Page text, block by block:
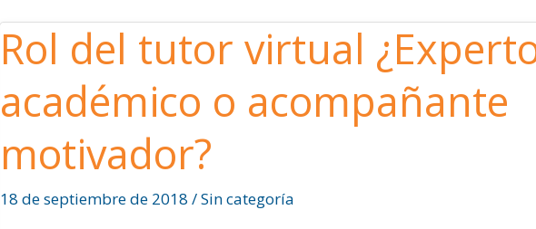
Rol del tutor virtual
académico o acompañante
motivador?
18 de septiembre de 2018/Sin categoría
Rol
del
tutor
virtual
¿Experto
académico
o